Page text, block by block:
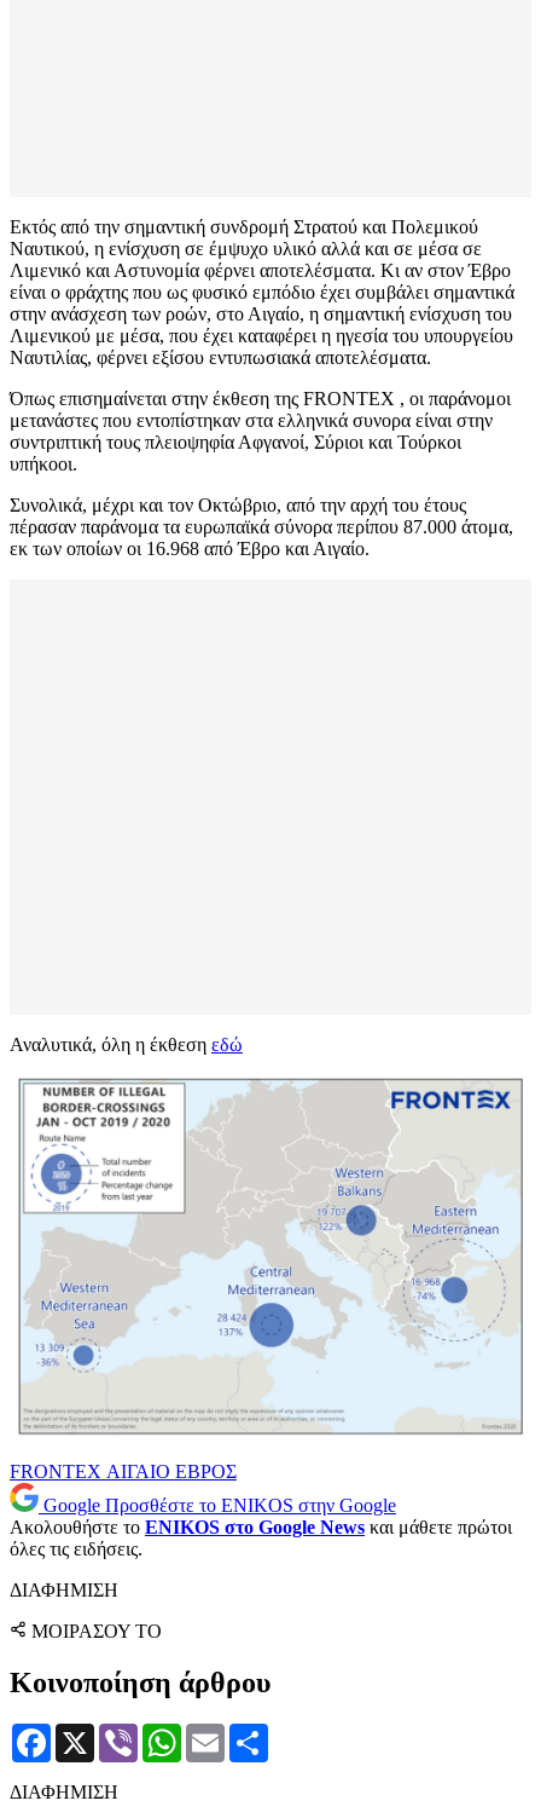
Εκτός από την σημαντική συνδρομή Στρατού και Πολεμικού
Ναυτικού, η ενίσχυση σε έμψυχο υλικό αλλά και σε μέσα σε
Λιμενικό και Αστυνομία φέρνει αποτελέσματα. Κι αν στον Έβρο
είναι ο φράχτης που ως φυσικό εμπόδιο έχει συμβάλει σημαντικά
στην ανάσχεση των ροών, στο Αιγαίο, η σημαντική ενίσχυση του
Λιμενικού με μέσα, που έχει καταφέρει η ηγεσία του υπουργείου
Ναυτιλίας, φέρνει εξίσου εντυπωσιακά αποτελέσματα.
Όπως επισημαίνεται στην έκθεση της FRONTEX , οι παράνομοι
μετανάστες που εντοπίστηκαν στα ελληνικά συνορα είναι στην
συντριπτική τους πλειοψηφία Αφγανοί, Σύριοι και Τούρκοι
υπήκοοι.
Συνολικά, μέχρι και τον Οκτώβριο, από την αρχή του έτους
πέρασαν παράνομα τα ευρωπαϊκά σύνορα περίπου 87.000 άτομα,
εκ των οποίων οι 16.968 από Έβρο και Αιγαίο.
Αναλυτικά, όλη η έκθεση εδώ
FRONTEX ΑΙΓΑΙΟ ΕΒΡΟΣ
Google Προσθέστε το ENIKOS στην Google
Ακολουθήστε το ENIKOS στο Google News και μάθετε πρώτοι
όλες τις ειδήσεις.
ΔΙΑΦΗΜΙΣΗ
ΜΟΙΡΑΣΟΥ ΤΟ
Κοινοποίηση άρθρου
Facebook
X Viber WhatsApp
Email
ΔΙΑΦΗΜΙΣΗ